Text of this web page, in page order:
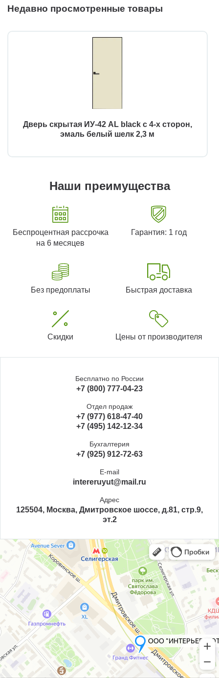
Недавно просмотренные товары
Дверь скрытая ИУ-42 AL black с 4-х сторон,
эмаль белый шелк 2,3 м
Наши преимущества
Беспроцентная рассрочка
на 6 месяцев
Гарантия: 1 год
Без предоплаты Быстрая доставка
Скидки Цены от производителя
Бесплатно по России
+7 (800) 777-04-23
Отдел продаж
+7 (977) 618-47-40
+7 (495) 142-12-34
Бухгалтерия
+7 (925) 912-72-63
E-mail
intereruyut@mail.ru
Адрес
125504, Москва, Дмитровское шоссе, д.81, стр.9,
эт.2